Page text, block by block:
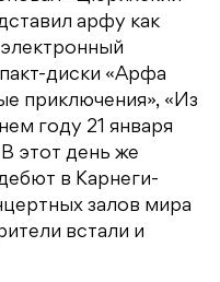
арфу как
диски «Арфа
приключения», «Из
году 21 января
этот день же
в Карнеги-
залов мира
встали и